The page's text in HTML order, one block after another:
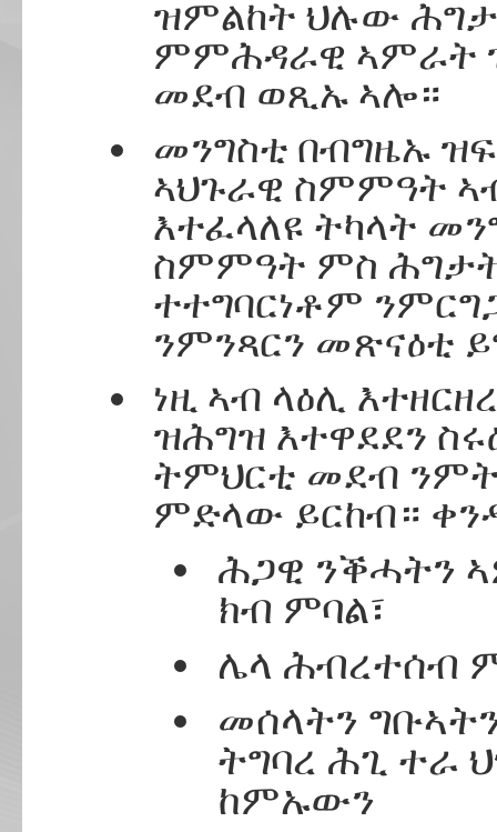
ዝምልከት ህሉው
ምምሕዳራዊ ኣምራት
መደብ ወጺኡ ኣሎ።
መንግስቲ በብግዜኡ
ኣህጉራዊ ስምምዓት
እተፈላለዩ ትካላት
ስምምዓት ምስ ሕግታት
ተተግባርነቶም
ንምንጻርን መጽናዕቲ
ነዚ ኣብ ላዕሊ
ዝሕግዝ እተዋደደን
ትምህርቲ መደብ
ምድላው ይርከብ።
ሕጋዊ ንቕሓትን
ክብ ምባል፣
ሌላ ሕብረተሰብ
መሰላትን
ትግባረ ሕጊ ተራ
ከምኡውን